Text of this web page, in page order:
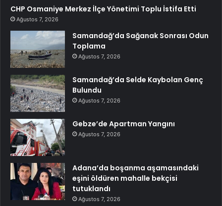
CHP Osmaniye Merkez İlçe Yönetimi Toplu İstifa Etti
Ağustos 7, 2026
Samandağ’da Sağanak Sonrası Odun
Toplama
Ağustos 7, 2026
Samandağ’da Selde Kaybolan Genç
Bulundu
Ağustos 7, 2026
Gebze’de Apartman Yangını
Ağustos 7, 2026
Adana’da boşanma aşamasındaki
eşini öldüren mahalle bekçisi
tutuklandı
Ağustos 7, 2026